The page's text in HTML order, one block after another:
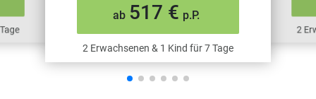
ab 517 € p.P.
2 Erwachsenen & 1 Kind für 7 Tage
2